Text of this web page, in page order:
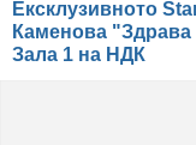
Ексклузивното
Каменова
Зала 1 на НДК